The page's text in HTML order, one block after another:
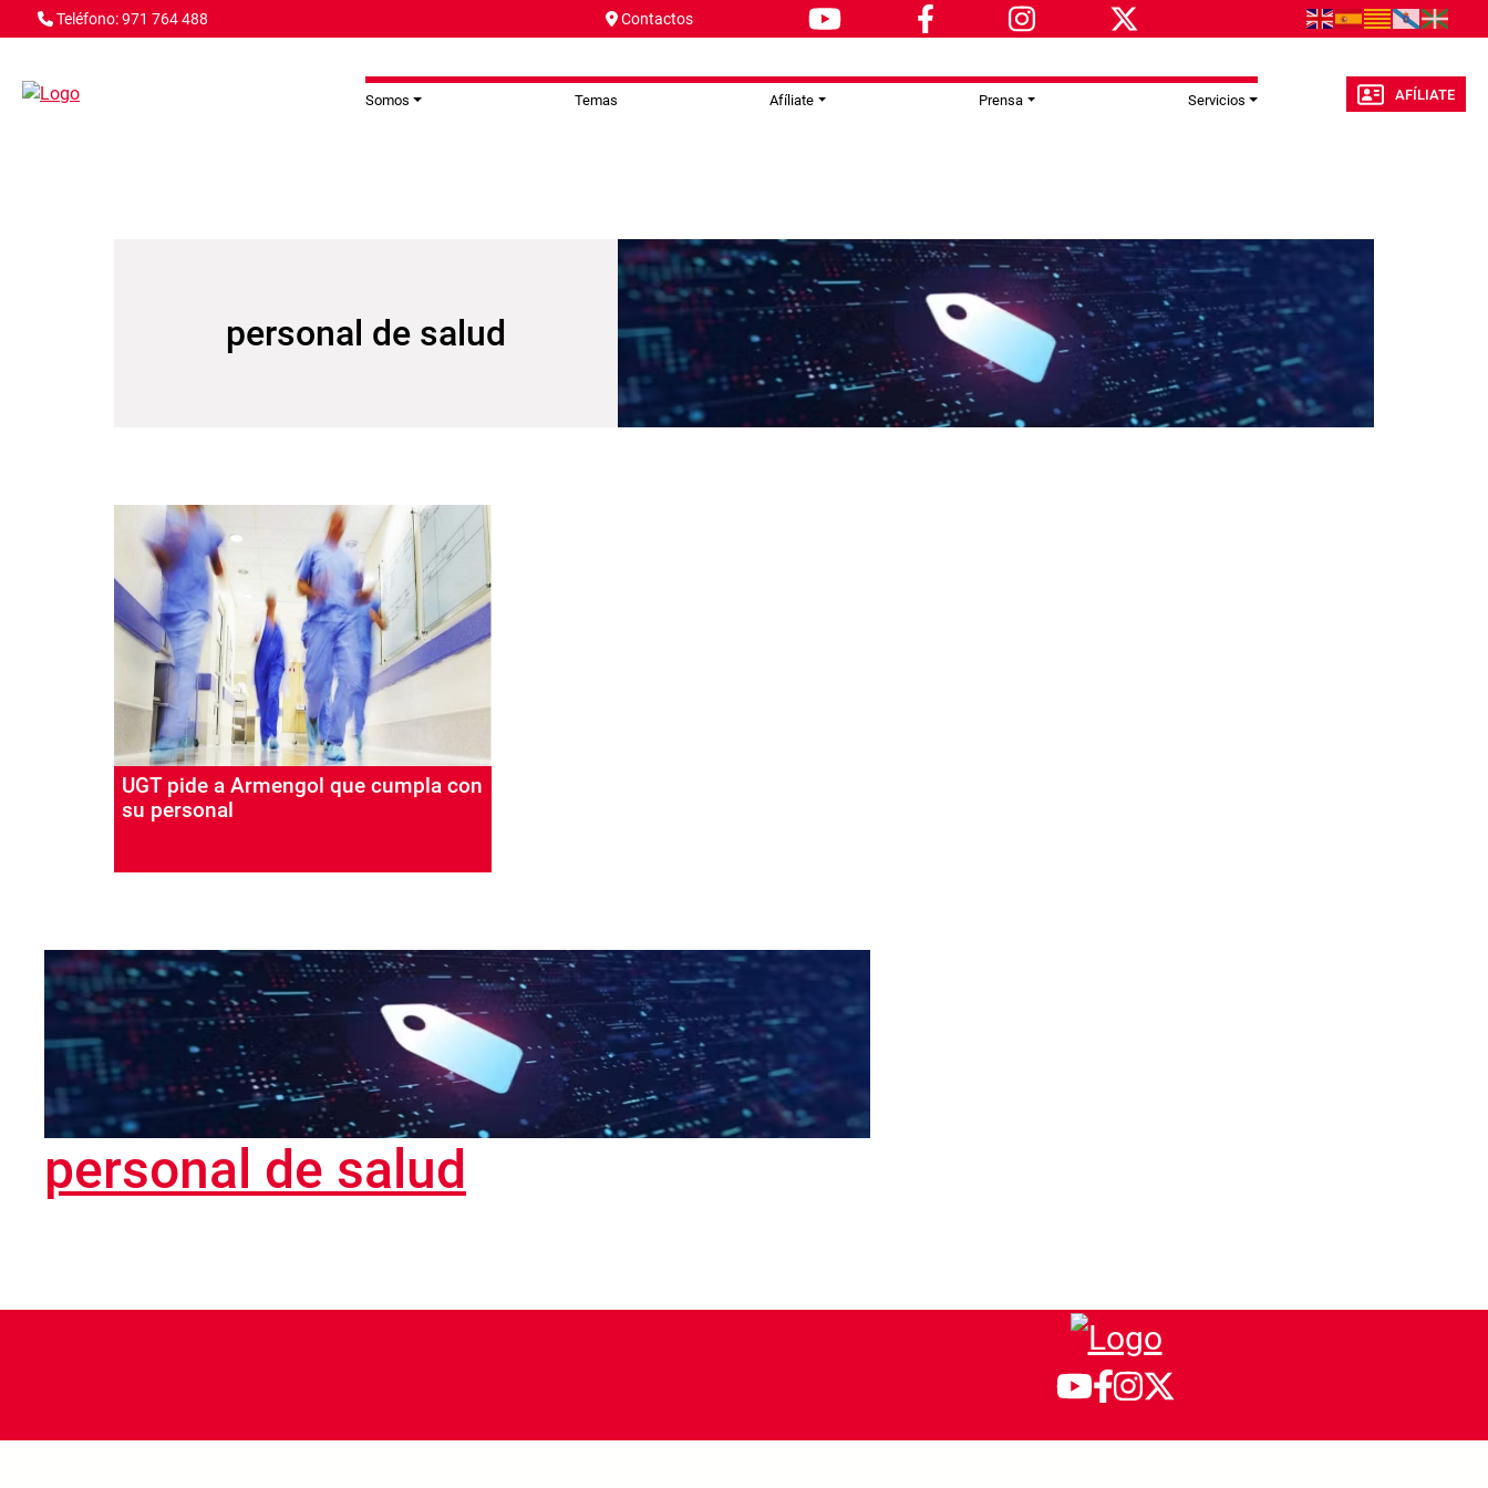
Pasar al contenido principal
Teléfono: 971 764 488 Contactos
Somos Temas Afíliate Prensa Servicios AFÍLIATE
personal de salud
UGT pide a Armengol que cumpla con
su personal
personal de salud